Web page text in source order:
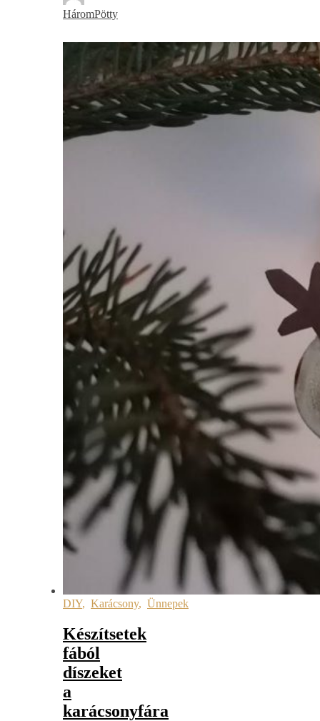
HáromPötty
DIY, Karácsony, Ünnepek
Készítsetek
fából
díszeket
a
karácsonyfára